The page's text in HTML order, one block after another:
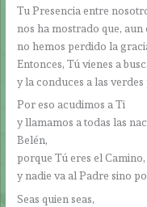
Tu Presencia entre
nos ha mostrado que,
no hemos perdido la
Entonces, Tú vienes a
y la conduces a las verdes
Por eso acudimos a Ti
y llamamos a todas las
Belén,
porque Tú eres el
y nadie va al Padre sino
Seas quien seas,